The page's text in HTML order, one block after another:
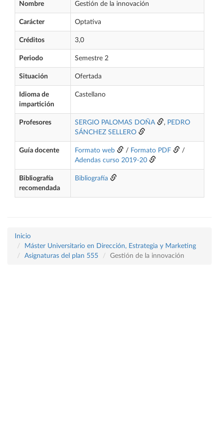
Nombre Gestión de la innovación
Carácter Optativa
Créditos 3,0
Periodo Semestre 2
Situación Ofertada
Idioma de
impartición
Castellano
Profesores SERGIO PALOMAS DOÑA , PEDRO
SÁNCHEZ SELLERO
Guía docente Formato web / Formato PDF
/
Adendas curso 2019-20
Bibliografía
recomendada
Bibliografía
Inicio
Máster Universitario en Dirección, Estrategia y Marketing
Asignaturas del plan 555
Gestión de la innovación